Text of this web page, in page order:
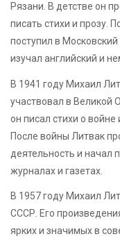
Рязани. В детстве он
писать стихи и прозу.
поступил в
изучал английский и
В 1941 году Михаил
участвовал в Великой
он писал стихи о
После войны Литвак
деятельность и начал
журналах и газетах.
В 1957 году Михаил
СССР. Его
ярких и значимых в